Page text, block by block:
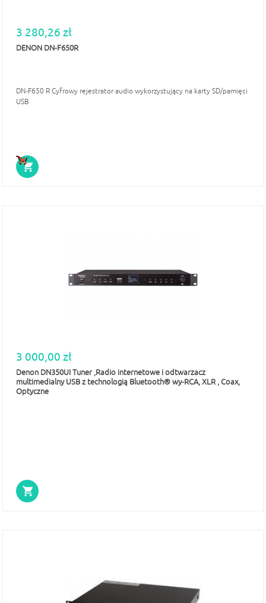
3 280,26 zł
DENON DN-F650R
DN-F650 R Cyfrowy rejestrator audio wykorzystujący na karty SD/pamięci
USB
3 000,00 zł
Denon DN350UI Tuner ,Radio internetowe i odtwarzacz
multimedialny USB z technologią Bluetooth® wy-RCA, XLR , Coax,
Optyczne